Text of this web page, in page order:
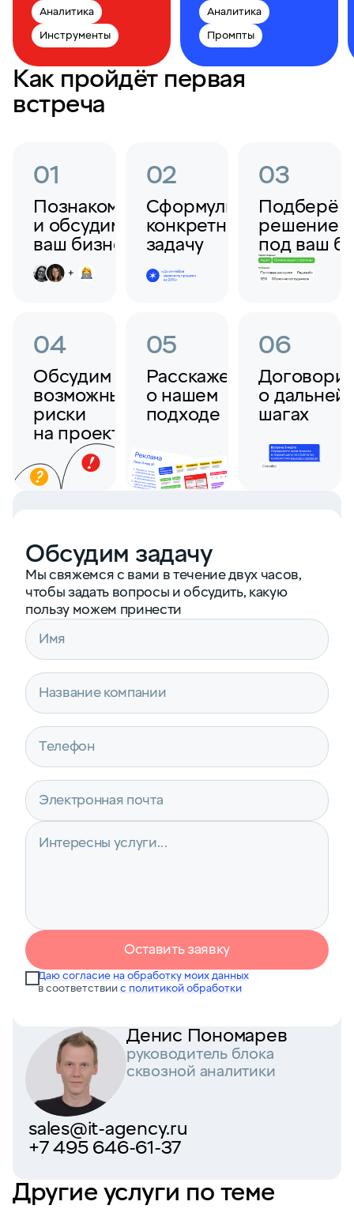
Аналитика
Инструменты
Аналитика
Промпты
Как пройдёт первая
встреча
01
Познакомимся
и обсудим
ваш бизнес
02
Сформулируем
конкретную
задачу
03
Подберём
решение
под ваш
04
Обсудим
возможные
риски
на проекте
05
Расскажем
о нашем
подходе
06
о
шагах
Обсудим задачу
Мы свяжемся с вами в течение двух часов,
чтобы задать вопросы и обсудить, какую
пользу можем принести
Оставить заявку
Даю согласие на обработку моих данных
в соответствиис политикой обработки
Денис Пономарев
руководитель блока
cквозной аналитики
sales@it-agency.ru
+7 495 646-61-37
Другие услуги по теме